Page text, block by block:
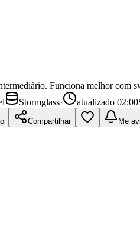
Funciona melhor com
Stormglass· atualizado 02:00
Compartilhar Me